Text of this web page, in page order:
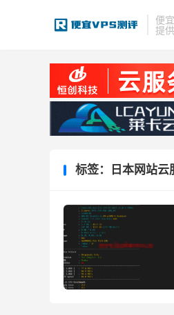
便
提
标签：日本网站云